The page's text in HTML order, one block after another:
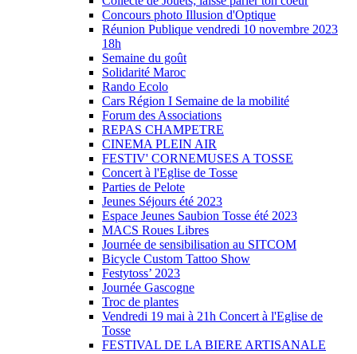
Concours photo Illusion d'Optique
Réunion Publique vendredi 10 novembre 2023
18h
Semaine du goût
Solidarité Maroc
Rando Ecolo
Cars Région I Semaine de la mobilité
Forum des Associations
REPAS CHAMPETRE
CINEMA PLEIN AIR
FESTIV' CORNEMUSES A TOSSE
Concert à l'Eglise de Tosse
Parties de Pelote
Jeunes Séjours été 2023
Espace Jeunes Saubion Tosse été 2023
MACS Roues Libres
Journée de sensibilisation au SITCOM
Bicycle Custom Tattoo Show
Festytoss’ 2023
Journée Gascogne
Troc de plantes
Vendredi 19 mai à 21h Concert à l'Eglise de
Tosse
FESTIVAL DE LA BIERE ARTISANALE